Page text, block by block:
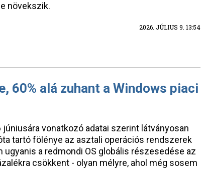
növekszik.
2026. JÚLIUS 9. 13:54
60% alá zuhant a Windows piaci
vonatkozó adatai szerint látványosan
tartó fölénye az asztali operációs rendszerek
ugyanis a redmondi OS globális részesedése az
csökkent - olyan mélyre, ahol még sosem